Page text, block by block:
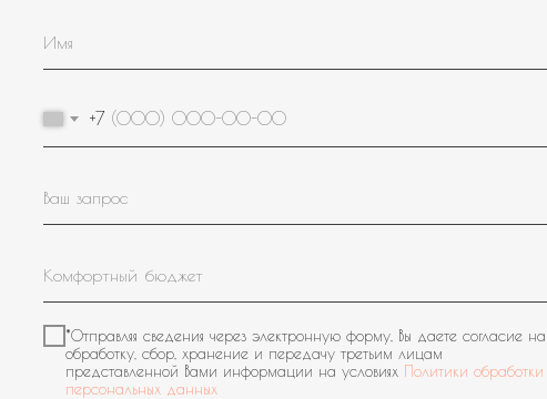
Для кого или на какое событие вам
Девочке
Мальчику
Мужчине
+7
*Отправляя сведения через электронную форму, Вы даете согласие на
обработку, сбор, хранение и передачу третьим лицам
представленной Вами информации на условиях Политики обработки
персональных данных